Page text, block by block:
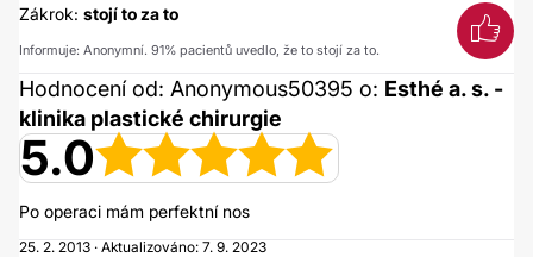
Zákrok: stojí to za to
Informuje: Anonymní. 91% pacientů uvedlo, že to stojí za to.
Hodnocení od: Anonymous50395 o: Esthé a. s. -
klinika plastické chirurgie
5.0
Po operaci mám perfektní nos
25. 2. 2013 · Aktualizováno: 7. 9. 2023